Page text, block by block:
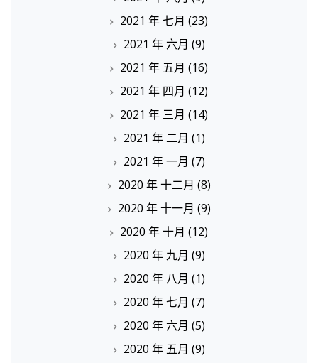
2021 年 七月 (23)
2021 年 六月 (9)
2021 年 五月 (16)
2021 年 四月 (12)
2021 年 三月 (14)
2021 年 二月 (1)
2021 年 一月 (7)
2020 年 十二月 (8)
2020 年 十一月 (9)
2020 年 十月 (12)
2020 年 九月 (9)
2020 年 八月 (1)
2020 年 七月 (7)
2020 年 六月 (5)
2020 年 五月 (9)